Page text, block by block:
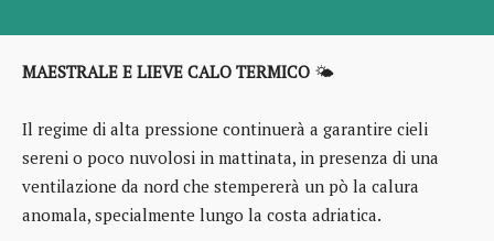
MAESTRALE E LIEVE CALO TERMICO 🌤️
Il regime di alta pressione continuerà a garantire cieli
sereni o poco nuvolosi in mattinata, in presenza di una
ventilazione da nord che stempererà un pò la calura
anomala, specialmente lungo la costa adriatica.